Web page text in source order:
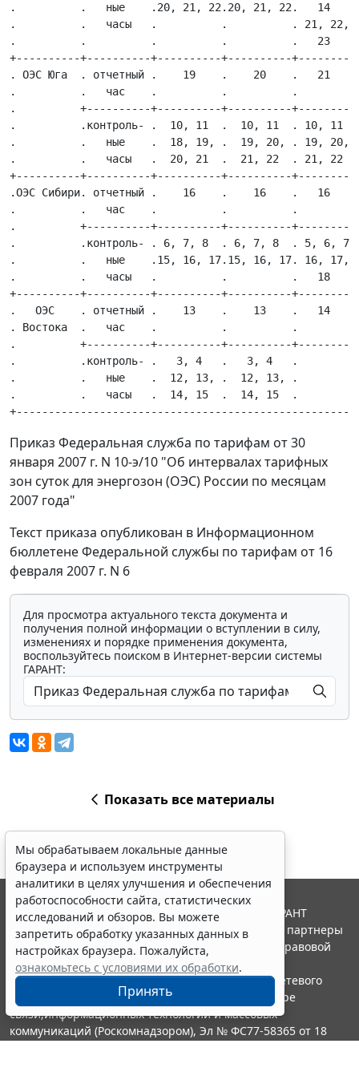
Приказ Федеральная служба по тарифам от 30
января 2007 г. N 10-э/10 "Об интервалах тарифных
зон суток для энергозон (ОЭС) России по месяцам
2007 года"
Текст приказа опубликован в Информационном
бюллетене Федеральной службы по тарифам от 16
февраля 2007 г. N 6
Для просмотра актуального текста документа и
получения полной информации о вступлении в силу,
изменениях и порядке применения документа,
воспользуйтесь поиском в Интернет-версии системы
ГАРАНТ:
Показать все материалы
Мы обрабатываем локальные данные
браузера и используем инструменты
аналитики в целях улучшения и обеспечения
работоспособности сайта, статистических
исследований и обзоров. Вы можете
запретить обработку указанных данных в
настройках браузера. Пожалуйста,
ознакомьтесь с условиями их обработки.
Принять
© ООО "НПП "ГАРАНТ-СЕРВИС", 2026. Система ГАРАНТ
выпускается с 1990 года. Компания "Гарант" и ее партнеры
являются участниками Российской ассоциации правовой
информации ГАРАНТ.
Портал ГАРАНТ.РУ зарегистрирован в качестве сетевого
издания Федеральной службой по надзору в сфере
связи,информационных технологий и массовых
коммуникаций (Роскомнадзором), Эл № ФС77-58365 от 18